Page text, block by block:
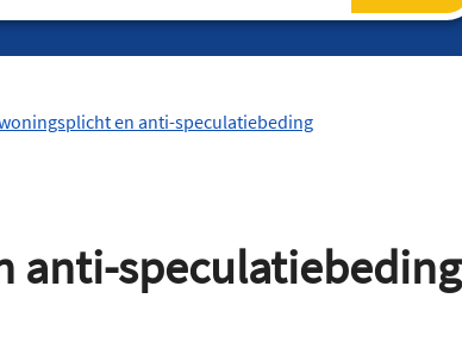
en anti-speculatiebeding
anti-speculatiebeding